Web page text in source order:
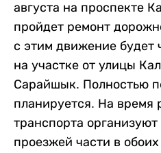
августа на проспекте
пройдет ремонт
с этим движение будет
на участке от улицы
Сарайшык. Полностью
планируется. На время
транспорта
проезжей части в